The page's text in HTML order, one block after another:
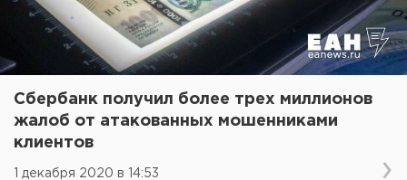
Сбербанк получил более трех миллионов
жалоб от атакованных мошенниками
клиентов
1 декабря 2020 в 14:53